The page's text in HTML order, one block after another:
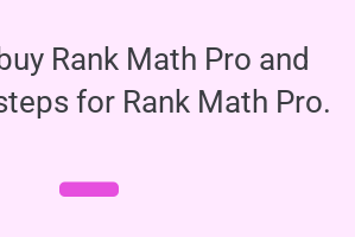
Rank Math Pro and
for Rank Math Pro.